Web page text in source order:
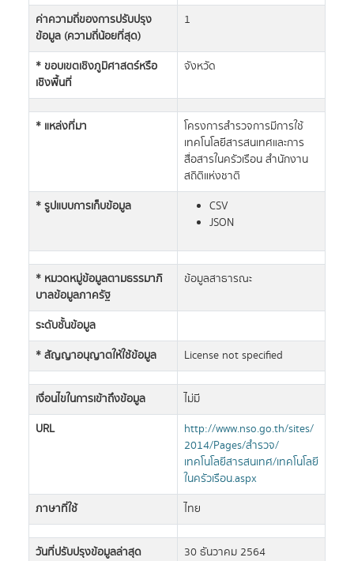
ค่าความถี่ของการปรับปรุง
ข้อมูล (ความถี่น้อยที่สุด)
1
* ขอบเขตเชิงภูมิศาสตร์หรือ
เชิงพื้นที่
จังหวัด
* แหล่งที่มา
โครงการสำรวจการมีการใช้
เทคโนโลยีสารสนเทศและการ
สื่อสารในครัวเรือน สำนักงาน
สถิติแห่งชาติ
* รูปแบบการเก็บข้อมูล
CSV
JSON
* หมวดหมู่ข้อมูลตามธรรมาภิ
บาลข้อมูลภาครัฐ
ข้อมูลสาธารณะ
ระดับชั้นข้อมูล
* สัญญาอนุญาตให้ใช้ข้อมูล
License not specified
เงื่อนไขในการเข้าถึงข้อมูล
ไม่มี
URL
http://www.nso.go.th/sites/
2014/Pages/สำรวจ/
เทคโนโลยีสารสนเทศ/เทคโนโลยี
ในครัวเรือน.aspx
ภาษาที่ใช้
ไทย
วันที่ปรับปรุงข้อมูลล่าสุด
30 ธันวาคม 2564